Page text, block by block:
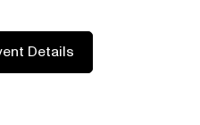
Details